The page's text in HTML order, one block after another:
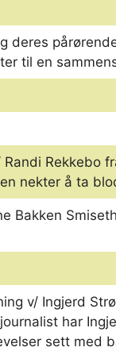
deres
til en
Rekkebo
nekter å ta
Bakken
v/ Ingjerd
har
sett med